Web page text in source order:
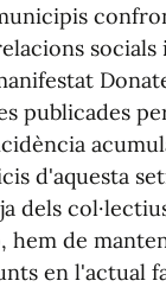
publicades
d'aquesta
dels
hem de
en l'actual